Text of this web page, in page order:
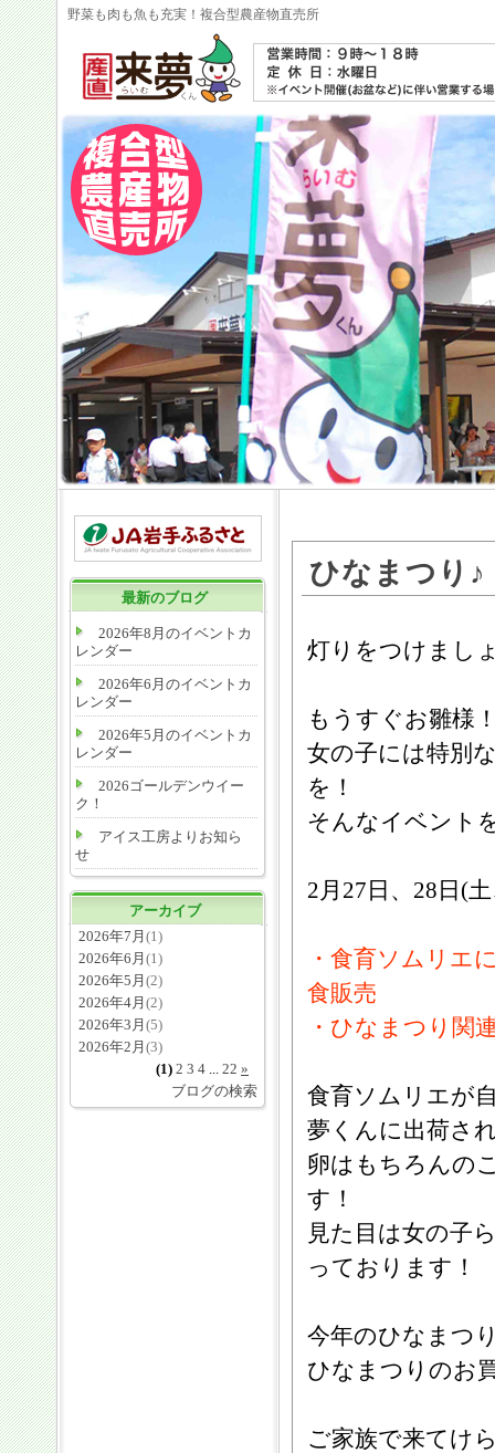
野菜も肉も魚も充実！複合型農産物直売所
最新のブログ
2026年8月のイベントカ
レンダー
2026年6月のイベントカ
レンダー
2026年5月のイベントカ
レンダー
2026ゴールデンウイー
ク！
アイス工房よりお知ら
せ
アーカイブ
2026年7月 (1)
2026年6月 (1)
2026年5月 (2)
2026年4月 (2)
2026年3月 (5)
2026年2月 (3)
(1) 2 3 4 ... 22 »
ブログの検索
ひなまつり♪
灯りをつけまし
もうすぐお雛様
女の子には特別
を！
そんなイベント
2月27日、28日(
・食育ソムリエ
食販売
・ひなまつり関
食育ソムリエが
夢くんに出荷さ
卵はもちろんの
す！
見た目は女の子
っております！
今年のひなまつ
ひなまつりのお
ご家族で来てけ